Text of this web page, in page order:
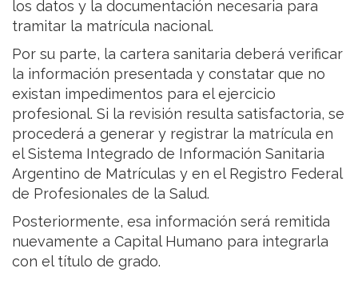
los datos y la documentación necesaria para
tramitar la matrícula nacional.
Por su parte, la cartera sanitaria deberá verificar
la información presentada y constatar que no
existan impedimentos para el ejercicio
profesional. Si la revisión resulta satisfactoria, se
procederá a generar y registrar la matrícula en
el Sistema Integrado de Información Sanitaria
Argentino de Matrículas y en el Registro Federal
de Profesionales de la Salud.
Posteriormente, esa información será remitida
nuevamente a Capital Humano para integrarla
con el título de grado.